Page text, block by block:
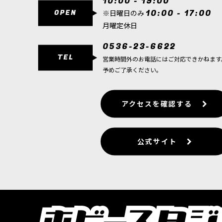
OPEN ※日曜日のみ 10:00 - 17:00
月曜定休日
TEL
0536-23-6622
営業時間外のお電話にはご対応できかねま
予めご了承ください。
アクセスを確認する
公式サイト